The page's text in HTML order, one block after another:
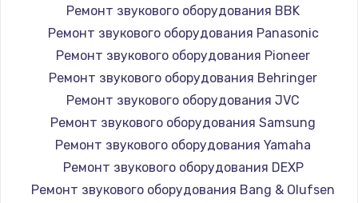
600 руб.
Заказать
Замена конфорки
1100 руб.
Заказать
Замена платы сенсора
900 руб.
Ремонт звукового оборудования BBK
Ремонт звукового оборудования Panasonic
Ремонт звукового оборудования Pioneer
Ремонт звукового оборудования Behringer
Ремонт звукового оборудования JVC
Ремонт звукового оборудования Samsung
Ремонт звукового оборудования Yamaha
Ремонт звукового оборудования DEXP
Ремонт звукового оборудования Bang & Olufsen